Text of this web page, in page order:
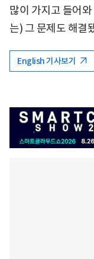
많이 가지고 들어
는) 그 문제도 해결
English 기사보기